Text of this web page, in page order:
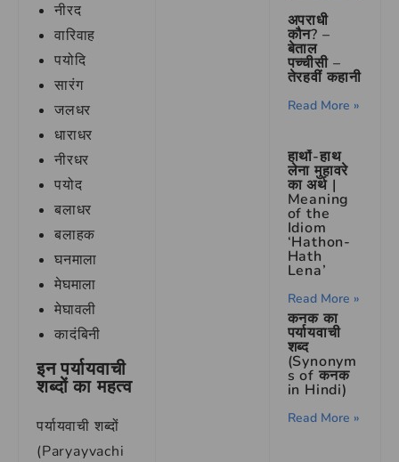
नीरद
वारिवाह
पयोदि
सारंग
जलधर
धाराधर
नीरधर
पयोद
बलाधर
बलाहक
घनमाला
मेघमाला
मेघावली
कादंबिनी
इन पर्यायवाची
शब्दों का महत्व
पर्यायवाची शब्दों
(Paryayvachi
अपराधी
कौन? –
बेताल
पच्चीसी –
तेरहवीं कहानी
Read More »
हाथों-हाथ
लेना मुहावरे
का अर्थ |
Meaning
of the
Idiom
‘Hathon-
Hath
Lena’
Read More »
कनक का
पर्यायवाची
शब्द
(Synonym
s of कनक
in Hindi)
Read More »